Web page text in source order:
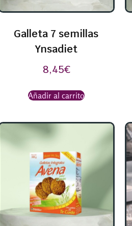
Galleta 7 semillas
Ynsadiet
8,45€
Añadir al carrito